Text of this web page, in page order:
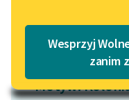
Lektury szkolne i klasyka
literatury do słuchania
uczennic i uczniów z
Wesprzyj
zanim
Motyw: